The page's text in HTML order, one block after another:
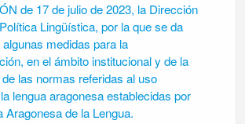
de 17 de julio de 2023, la Dirección
Lingüística, por la que se da
medidas para la
en el ámbito institucional y de la
las normas referidas al uso
lengua aragonesa establecidas por
Aragonesa de la Lengua.